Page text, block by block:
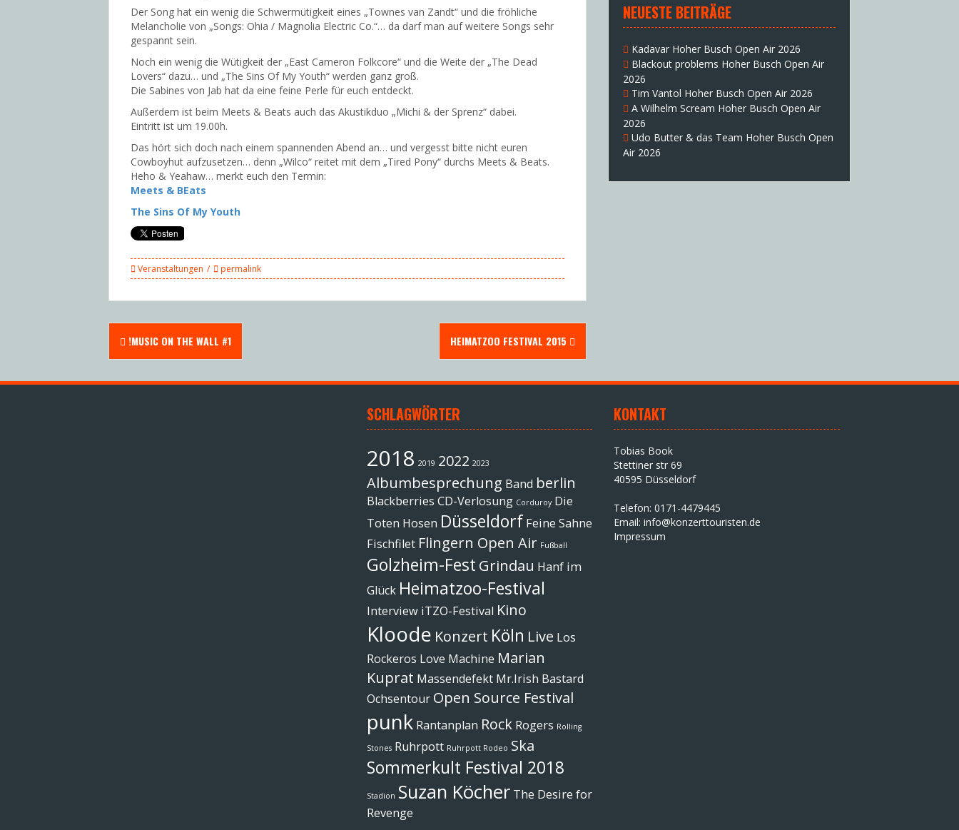
Der Song hat ein wenig die Schwermütigkeit eines „Townes van Zandt“ und die fröhliche
Melancholie von „Songs: Ohia / Magnolia Electric Co.“… da darf man auf weitere Songs sehr
gespannt sein.
Noch ein wenig die Wütigkeit der „East Cameron Folkcore“ und die Weite der „The Dead
Lovers“ dazu… und „The Sins Of My Youth“ werden ganz groß.
Die Sabines von Jab hat da eine feine Perle für euch entdeckt.
Außerdem ist beim Meets & Beats auch das Akustikduo „Michi & der Sprenz“ dabei.
Eintritt ist um 19.00h.
Das hört sich doch nach einem spannenden Abend an… und vergesst bitte nicht euren
Cowboyhut aufzusetzen… denn „Wilco“ reitet mit dem „Tired Pony“ durchs Meets & Beats.
Heho & Yeahaw… merkt euch den Termin:
Meets & BEats
The Sins Of My Youth
Veranstaltungen permalink
Post
navigation
!MUSIC ON THE WALL #1 HEIMATZOO FESTIVAL 2015
NEUESTE BEITRÄGE
Kadavar Hoher Busch Open Air 2026
Blackout problems Hoher Busch Open Air
2026
Tim Vantol Hoher Busch Open Air 2026
A Wilhelm Scream Hoher Busch Open Air
2026
Udo Butter & das Team Hoher Busch Open
Air 2026
SCHLAGWÖRTER
2018 2019 2022 2023
Albumbesprechung Band berlin
Blackberries CD-Verlosung Corduroy Die
Toten Hosen Düsseldorf Feine Sahne
Fischfilet Flingern Open Air Fußball
Golzheim-Fest Grindau Hanf im
Glück Heimatzoo-Festival
Interview iTZO-Festival Kino
Kloode Konzert Köln Live Los
Rockeros Love Machine Marian
Kuprat Massendefekt Mr.Irish Bastard
Ochsentour Open Source Festival
punk Rantanplan Rock Rogers Rolling
Stones Ruhrpott Ruhrpott Rodeo Ska
Sommerkult Festival 2018
Stadion Suzan Köcher The Desire for
Revenge
KONTAKT
Tobias Book
Stettiner str 69
40595 Düsseldorf
Telefon: 0171-4479445
Email:info@konzerttouristen.de
Impressum